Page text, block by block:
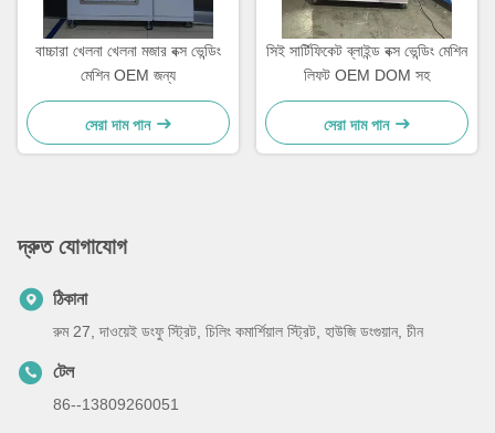
বাচ্চারা খেলনা খেলনা মজার বক্স ভেন্ডিং
মেশিন OEM জন্য
সেরা দাম পান
সিই সার্টিফিকেট ব্লাইন্ড বক্স ভেন্ডিং মেশিন
লিফট OEM DOM সহ
সেরা দাম পান
দ্রুত যোগাযোগ
ঠিকানা
রুম 27, দাওয়েই ডংফু স্ট্রিট, চিলিং কমার্শিয়াল স্ট্রিট, হাউজি ডংগুয়ান, চীন
টেল
86--13809260051